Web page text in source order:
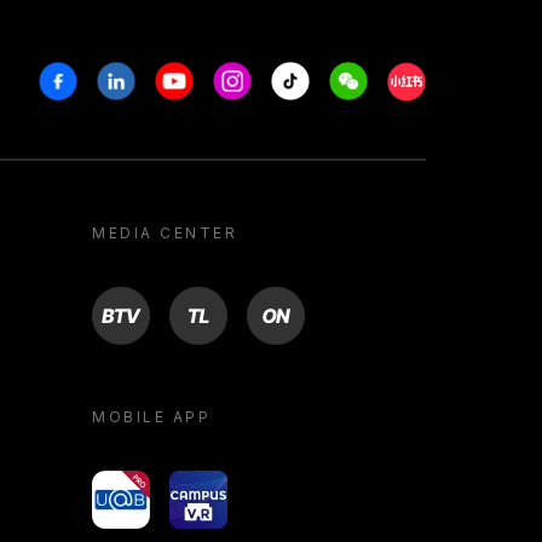
FacebookLinkedinYoutubeInstagram
Tiktok WeechatXiaohongshu/
MEDIA CENTER
BTV TL ON
MOBILE APP
yoU@B Campus VR